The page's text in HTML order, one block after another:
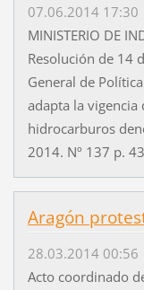
07.06.2014 17:30
MINISTERIO DE
Resolución de 14
General de
adapta la
hidrocarburos
2014. Nº 137 p.
Aragón
28.03.2014 00:56
Acto coordinado